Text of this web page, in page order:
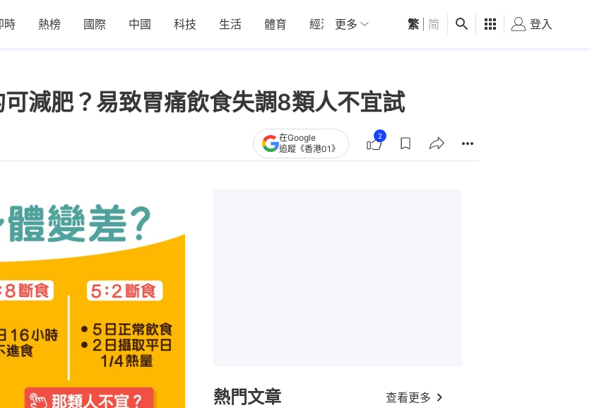
時 熱榜 國際 中國 科技 生活 體育 經濟 01深圳 觀點 健康 好食玩飛
更多 繁 简 登入
可減肥？易致胃痛飲食失調8類人不宜試
在Google
追蹤《香港01》
2
熱門文章 查看更多